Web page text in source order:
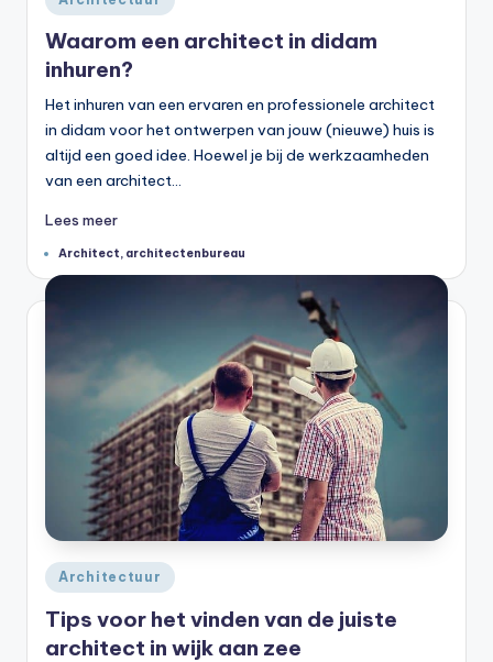
in
Waarom een architect in didam
inhuren?
Het inhuren van een ervaren en professionele architect
in didam voor het ontwerpen van jouw (nieuwe) huis is
altijd een goed idee. Hoewel je bij de werkzaamheden
van een architect…
Lees meer
Tags:
Architect, architectenbureau
Geplaatst
in
Architectuur
Tips voor het vinden van de juiste
architect in wijk aan zee